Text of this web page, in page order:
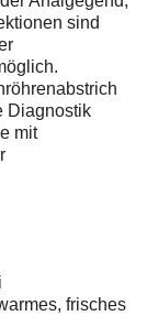
sind
Diagnostik
mit
frisches